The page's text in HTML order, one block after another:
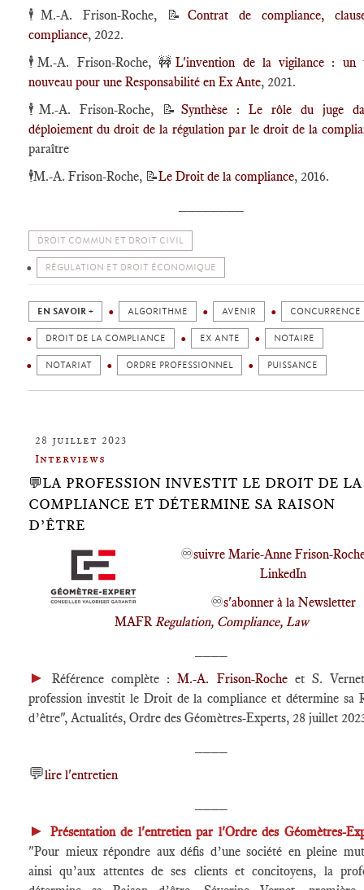
🕴️ M.-A. Frison-Roche, 📝 Contrat de compliance,
compliance, 2022.
🕴️M.-A. Frison-Roche, 🚧L'invention de la vigilance : un
nouveau pour une Responsabilité en Ex Ante, 2021.
🕴️ M.-A. Frison-Roche, 📝 Synthèse : Le rôle du juge
déploiement du droit de la régulation par le droit de la
paraître
🕴️M.-A. Frison-Roche, 📝Le Droit de la compliance, 2016.
DROIT COMMUN ET DROIT CIVIL
RÉGULATION ET DROIT ÉCONOMIQUE
EN SAVOIR + ALGORITHME AVENIR CONCURRENCE
DROIT DE LA COMPLIANCE EX ANTE NOTAIRE
NOTARIAT ORDRE PROFESSIONNEL PUISSANCE
28 juillet 2023
Interviews
💬LA PROFESSION INVESTIT LE DROIT DE LA
COMPLIANCE ET DÉTERMINE SA RAISON
D’ÊTRE
♾️suivre Marie-Anne Frison-
LinkedIn
♾️s'abonner à la Newsletter
MAFRRegulation, Compliance, Law
►Référence complète :M.-A. Frison-Rocheet S.
profession investit le Droit de la compliance et détermine sa
d’être", Actualités, Ordre des Géomètres-Experts, 28 juillet
💬lire l'entretien
► Présentation de l'entretien par l'Ordre des Géomètres-
"Pour mieux répondre aux défis d’une société en pleine
ainsi qu’aux attentes de ses clients et concitoyens, la